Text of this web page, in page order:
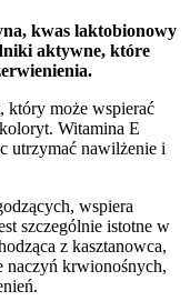
kwas laktobionowy
aktywne, które
który może wspierać
Witamina E
utrzymać nawilżenie i
wspiera
szczególnie istotne w
z kasztanowca,
naczyń krwionośnych,